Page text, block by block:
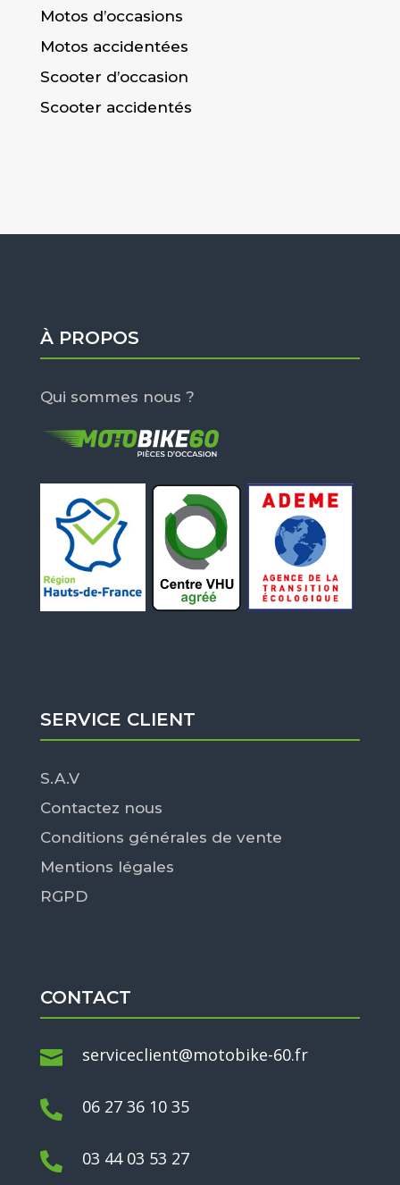
Motos d’occasions
Motos accidentées
Scooter d’occasion
Scooter accidentés
À PROPOS
Qui sommes nous ?
SERVICE CLIENT
S.A.V
Contactez nous
Conditions générales de vente
Mentions légales
RGPD
CONTACT
 serviceclient@motobike-60.fr
 06 27 36 10 35
 03 44 03 53 27